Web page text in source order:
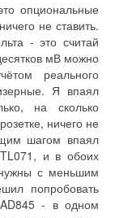
опциональные
не ставить.
- это считай
мВ можно
реального
Я впаял
на сколько
ничего не
шагом впаял
TL071, и в обоих
с меньшим
попробовать
- в одном